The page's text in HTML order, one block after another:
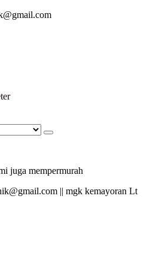
juga mempermurah
|| mgk kemayoran Lt